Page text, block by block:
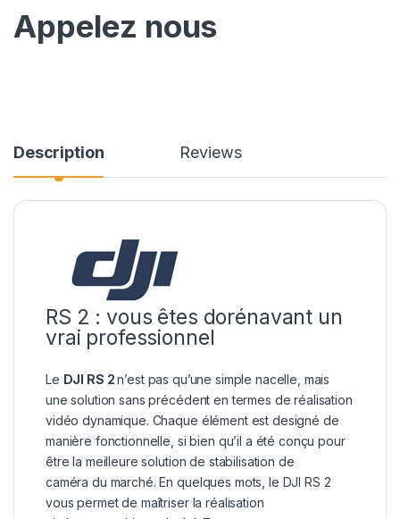
Appelez nous
Description Reviews
RS 2 : vous êtes dorénavant un
vrai professionnel
Le DJI RS 2n’est pas qu’une simple nacelle, mais
une solution sans précédent en termes de réalisation
vidéo dynamique. Chaque élément est designé de
manière fonctionnelle, si bien qu’il a été conçu pour
être la meilleure solution de stabilisation de
caméra du marché. En quelques mots, le DJI RS 2
vous permet de maîtriser la réalisation